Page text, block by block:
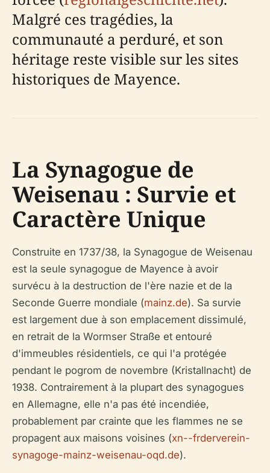
Malgré ces tragédies, la
communauté a perduré, et son
héritage reste visible sur les sites
historiques de Mayence.
La Synagogue de
Weisenau : Survie et
Caractère Unique
Construite en 1737/38, la Synagogue de Weisenau
est la seule synagogue de Mayence à avoir
survécu à la destruction de l'ère nazie et de la
Seconde Guerre mondiale (mainz.de). Sa survie
est largement due à son emplacement dissimulé,
en retrait de la Wormser Straße et entouré
d'immeubles résidentiels, ce qui l'a protégée
pendant le pogrom de novembre (Kristallnacht) de
1938. Contrairement à la plupart des synagogues
en Allemagne, elle n'a pas été incendiée,
probablement par crainte que les flammes ne se
propagent aux maisons voisines (xn--frderverein-
synagoge-mainz-weisenau-oqd.de).